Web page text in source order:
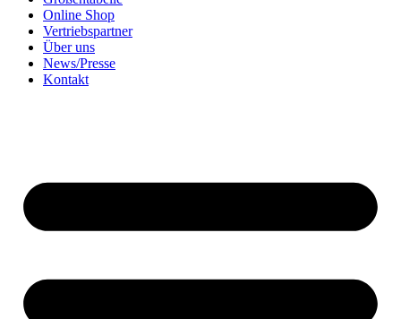
Online Shop
Vertriebspartner
Über uns
News/Presse
Kontakt